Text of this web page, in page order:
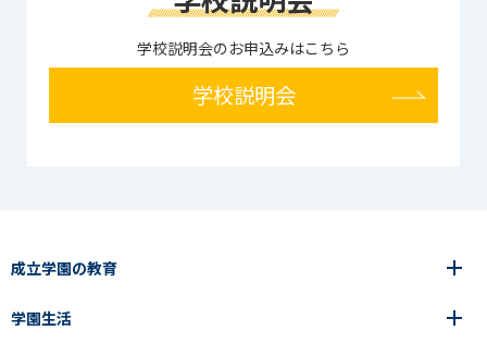
学校説明会のお申込みはこちら
学校説明会
成立学園の教育
6年間の一貫教育
学園生活